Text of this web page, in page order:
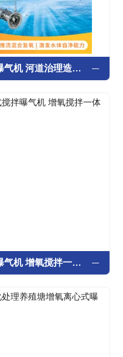
漂浮式推流曝气机 河道治理造流增氧机
螺旋式搅拌曝气机 增氧搅拌一体化设备